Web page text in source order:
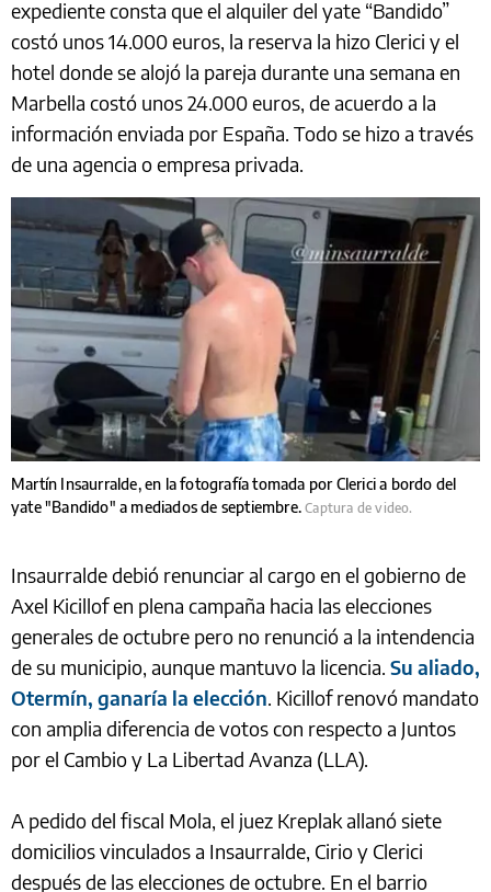
expediente consta que el alquiler del yate “Bandido”
costó unos 14.000 euros, la reserva la hizo Clerici y el
hotel donde se alojó la pareja durante una semana en
Marbella costó unos 24.000 euros, de acuerdo a la
información enviada por España. Todo se hizo a través
de una agencia o empresa privada.
Martín Insaurralde, en la fotografía tomada por Clerici a bordo del
yate "Bandido" a mediados de septiembre.Captura de video.
Insaurralde debió renunciar al cargo en el gobierno de
Axel Kicillof en plena campaña hacia las elecciones
generales de octubre pero no renunció a la intendencia
de su municipio, aunque mantuvo la licencia. Su aliado,
Otermín, ganaría la elección. Kicillof renovó mandato
con amplia diferencia de votos con respecto a Juntos
por el Cambio y La Libertad Avanza (LLA).
A pedido del fiscal Mola, el juez Kreplak allanó siete
domicilios vinculados a Insaurralde, Cirio y Clerici
después de las elecciones de octubre. En el barrio